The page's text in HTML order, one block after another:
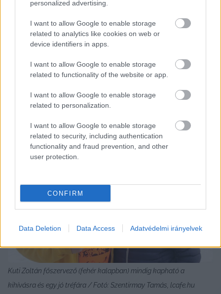
personalized advertising.
I want to allow Google to enable storage
related to analytics like cookies on web or
device identifiers in apps.
I want to allow Google to enable storage
related to functionality of the website or app.
I want to allow Google to enable storage
related to personalization.
I want to allow Google to enable storage
related to security, including authentication
functionality and fraud prevention, and other
user protection.
CONFIRM
Data Deletion Data Access Adatvédelmi irányelvek
Zoltán és Jáhner József.
A hagyományokhoz híven elsőként Kuti Zoltán
lépett a vízbe, és ő jött ki utolsóként is onnan.
Mint fogalmazott: „
A kapitány mindig utoljára
hagyja el a hajót.”
Kuti Zoltán egyedi humoráért és további
képekért érdemes az LCafe
Kuti Zoltán főszervező (fehér kalapban) mindig kapható a
kihívásra és egy jó tréfára / Fotó: Szentirmay Tamás, lcafe.hu